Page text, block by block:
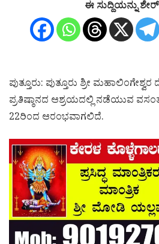
ಈ ಸುದ್ದಿಯನ್ನು
ಪುತ್ತೂರು: ಪುತ್ತೂರು ಶ್ರೀ
ಪ್ರತಿಷ್ಠಾನದ ಆಶ್ರಯದಲ್ಲಿ ನಡೆಯುವ
22ರಿಂದ ಆರಂಭವಾಗಲಿದೆ.